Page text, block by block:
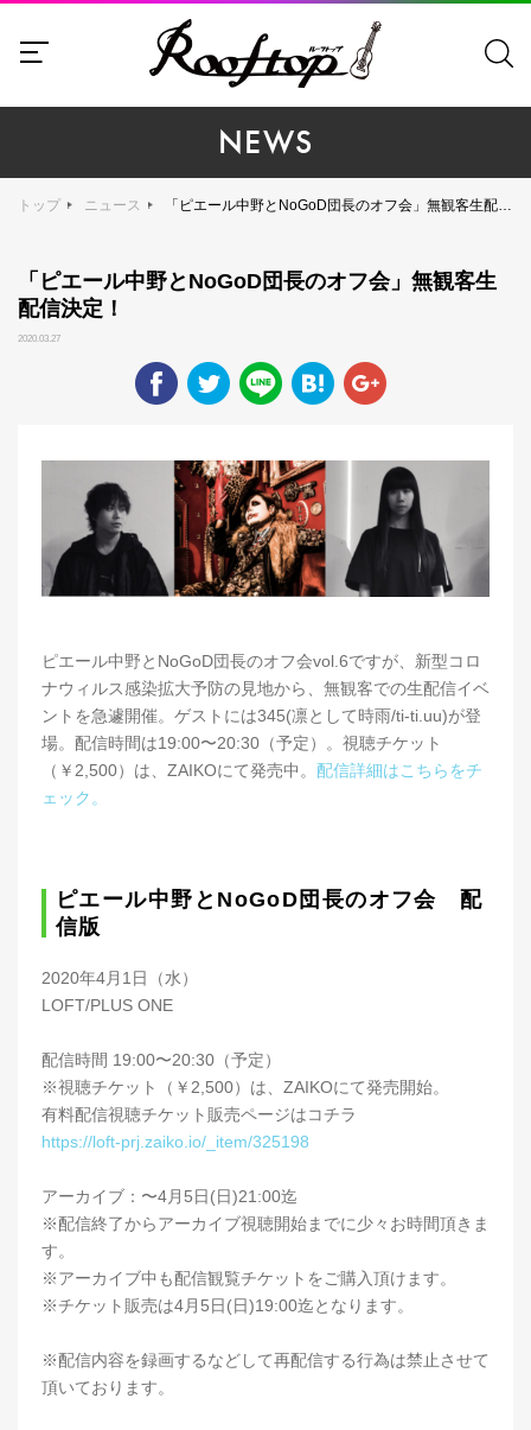
NEWS
トップ ニュース 「ピエール中野とNoGoD団長のオフ会」無観客生配信決定！
「ピエール中野とNoGoD団長のオフ会」無観客生
配信決定！
2020.03.27
ピエール中野とNoGoD団長のオフ会vol.6ですが、新型コロ
ナウィルス感染拡大予防の見地から、無観客での生配信イベ
ントを急遽開催。ゲストには345(凛として時雨/ti-ti.uu)が登
場。配信時間は19:00〜20:30（予定）。視聴チケット
（￥2,500）は、ZAIKOにて発売中。 配信詳細はこちらをチ
ェック。
ピエール中野とNoGoD団長のオフ会 配
信版
2020年4月1日（水）
LOFT/PLUS ONE
配信時間 19:00〜20:30（予定）
※視聴チケット（￥2,500）は、ZAIKOにて発売開始。
有料配信視聴チケット販売ページはコチラ
https://loft-prj.zaiko.io/_item/325198
アーカイブ：〜4月5日(日)21:00迄
※配信終了からアーカイブ視聴開始までに少々お時間頂きま
す。
※アーカイブ中も配信観覧チケットをご購入頂けます。
※チケット販売は4月5日(日)19:00迄となります。
※配信内容を録画するなどして再配信する行為は禁止させて
頂いております。